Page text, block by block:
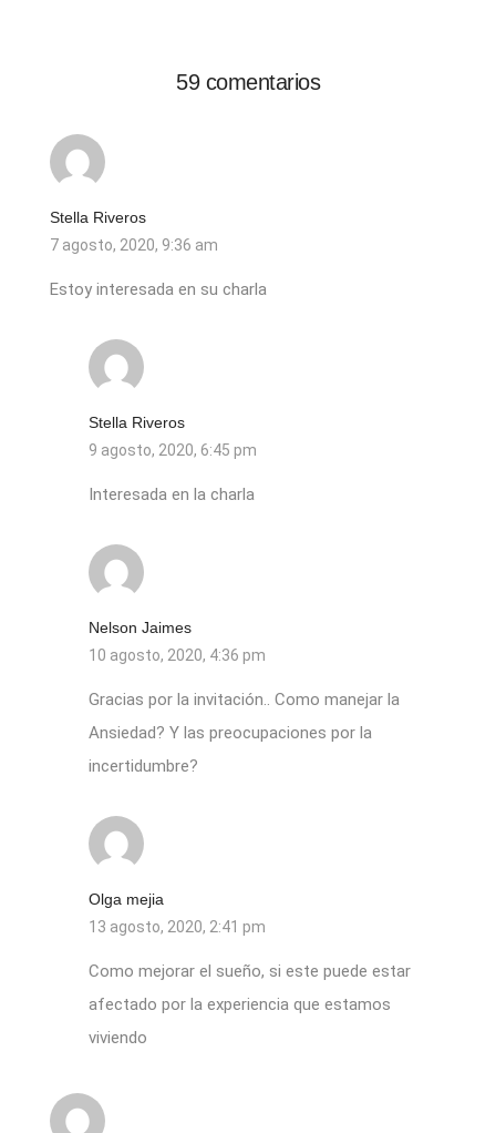
59 comentarios
Stella Riveros
7 agosto, 2020, 9:36 am
Estoy interesada en su charla
Stella Riveros
9 agosto, 2020, 6:45 pm
Interesada en la charla
Nelson Jaimes
10 agosto, 2020, 4:36 pm
Gracias por la invitación.. Como manejar la
Ansiedad? Y las preocupaciones por la
incertidumbre?
Olga mejia
13 agosto, 2020, 2:41 pm
Como mejorar el sueño, si este puede estar
afectado por la experiencia que estamos
viviendo